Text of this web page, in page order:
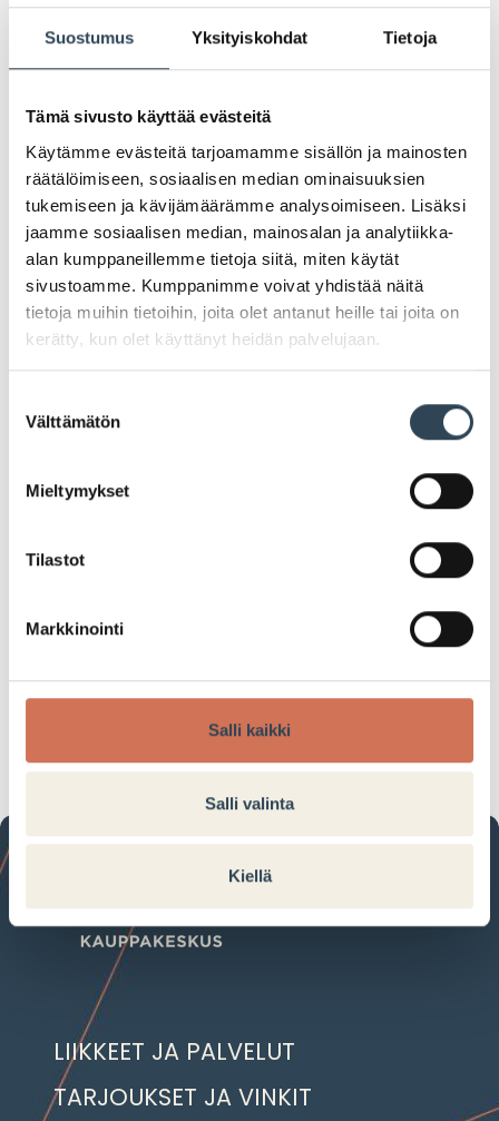
Suostumus Yksityiskohdat Tietoja
Tämä sivusto käyttää evästeitä
Käytämme evästeitä tarjoamamme sisällön ja mainosten
räätälöimiseen, sosiaalisen median ominaisuuksien
tukemiseen ja kävijämäärämme analysoimiseen. Lisäksi
jaamme sosiaalisen median, mainosalan ja analytiikka-
alan kumppaneillemme tietoja siitä, miten käytät
sivustoamme. Kumppanimme voivat yhdistää näitä
tietoja muihin tietoihin, joita olet antanut heille tai joita on
kerätty, kun olet käyttänyt heidän palvelujaan.
valinta
Välttämätön
Mieltymykset
Tilastot
Markkinointi
Salli kaikki
Salli valinta
Kiellä
PAHOITTELUT, TARJOUS EI OLE ENÄÄ VOIMASSA
Hemmottele äitiä Äitienpäivänä!
Hemmottele äitiä Äitienpäivänä Life Exclusive- sarjan
tuotetta, saat -20% alennuksen.
Tarjousta ei voi yhdistää muihin tarjouksiin.
Life Exclusive-20%(väh. 2 kpl)
Tarjouksen voimassaoloaika:
LIIKKEET JA PALVELUT
TARJOUKSET JA VINKIT